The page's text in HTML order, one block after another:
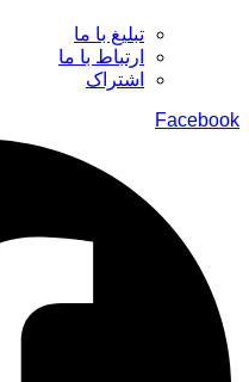
تبلیغ با ما
ارتباط با ما
اشتراک
Facebook